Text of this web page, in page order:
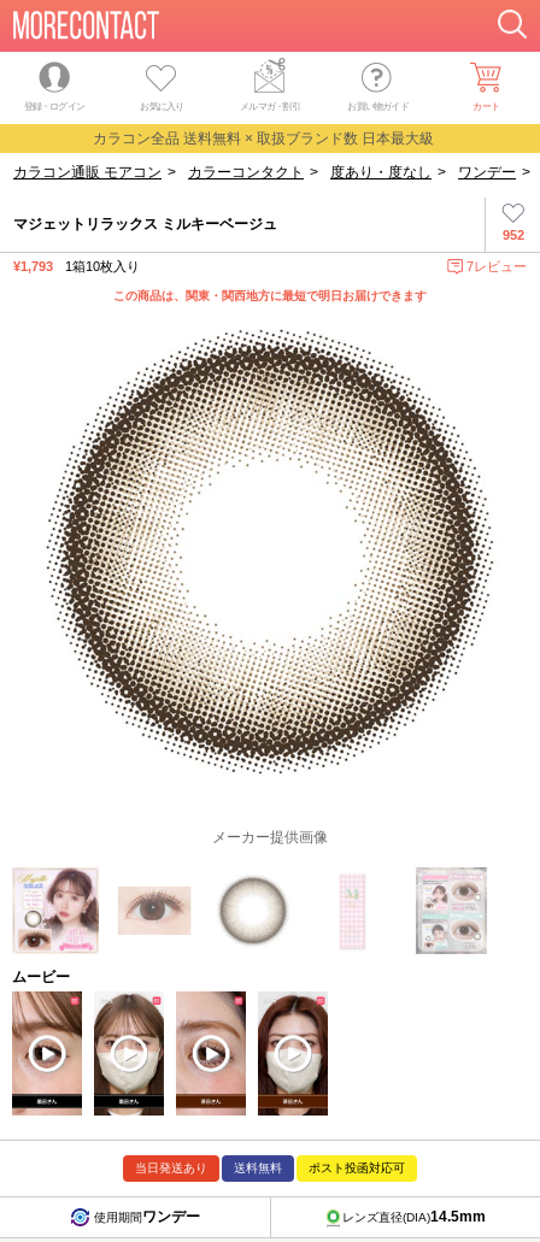
登録・ログイン お気に入り メルマガ・割引 お買い物ガイド カート
カラコン全品 送料無料 × 取扱ブランド数 日本最大級
カラコン通販 モアコン > カラーコンタクト > 度あり・度なし > ワンデー >
952
マジェットリラックス ミルキーベージュ
¥1,793 1箱10枚入り 7レビュー
この商品は、関東・関西地方に最短で明日お届けできます
メーカー提供画像
ムービー
当日発送あり 送料無料 ポスト投函対応可
使用期間ワンデー レンズ直径(DIA)14.5mm